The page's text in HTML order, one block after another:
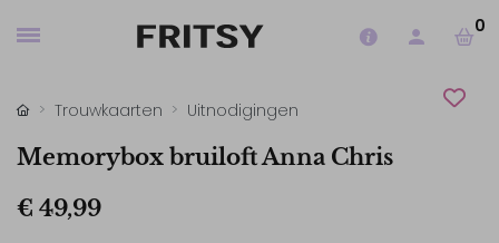
0
Trouwkaarten Uitnodigingen
Memorybox bruiloft Anna Chris
€ 49,99